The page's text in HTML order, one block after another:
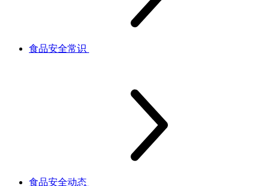
食品安全常识
食品安全动态